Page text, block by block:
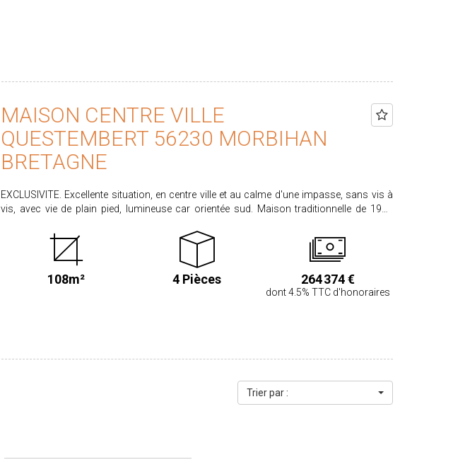
MAISON CENTRE VILLE
QUESTEMBERT 56230 MORBIHAN
BRETAGNE
EXCLUSIVITE. Excellente situation, en centre ville et au calme d'une impasse, sans vis à
vis, avec vie de plain pied, lumineuse car orientée sud. Maison traditionnelle de 1995
44 m² avec insert et cuisine ouverte aménagée/équipée, d'un dégagement, d'une
chambre, d'une salle d'eau et d'un wc indépendant. A l'étage, un dégagement , 2
chambres, un bureau, un wc indépendant et une salle de bains. Garage de 21 m² et atelier
attenant de 15 m². Cave. L'ensemble sur un terrain de 492 m². PRIX HAI : 264.374 €.
Honoraires partagés entre vendeur et acquéreur. Honoraires acquéreur 4,5% TTC
108m² 4 Pièces 264 374 €
dont 4.5% TTC d'honoraires
Trier par :